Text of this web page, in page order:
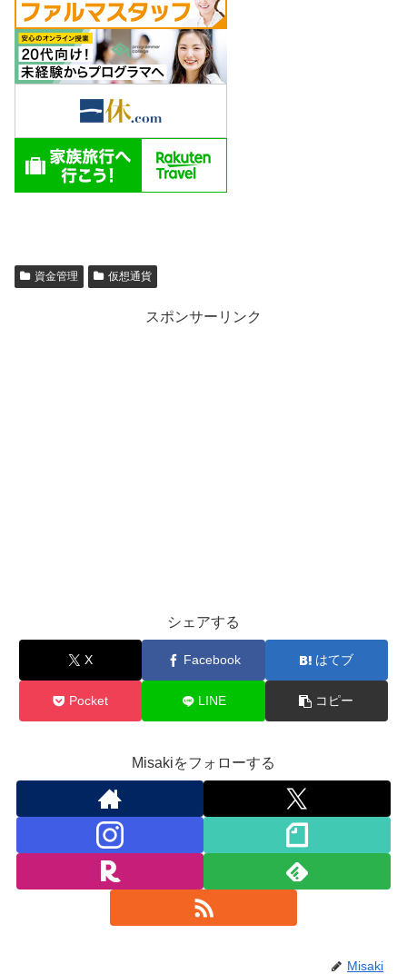
資金管理 仮想通貨
スポンサーリンク
シェアする
X Facebook はてブ
Pocket LINE コピー
Misakiをフォローする
Misaki